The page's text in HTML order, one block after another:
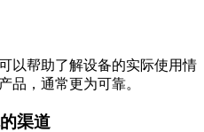
以帮助了解设备的实际使用情
品，通常更为可靠。
渠道